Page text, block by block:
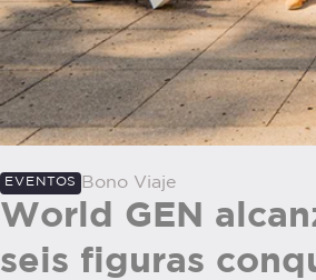
EVENTOS Bono Viaje
World GEN
seis figuras